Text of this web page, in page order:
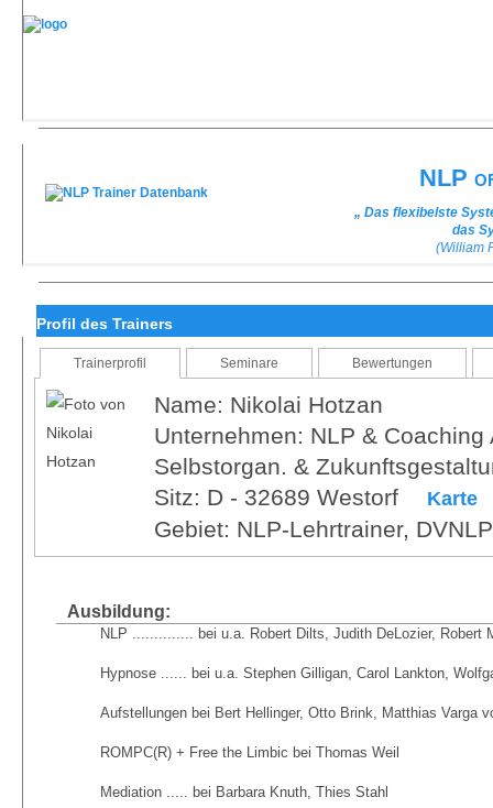
NLP
„ Das flexibelste
das
(William
Profil des Trainers
Trainerprofil Seminare Bewertungen
Name: Nikolai Hotzan
Unternehmen: NLP &
Selbstorgan. &
Sitz: D - 32689 Westorf
Karte
Gebiet: NLP-Lehrtrainer,
Ausbildung:
NLP .............. bei u.a. Robert Dilts, Judith DeLozier, Robert
Hypnose ...... bei u.a. Stephen Gilligan, Carol Lankton,
Aufstellungen bei Bert Hellinger, Otto Brink, Matthias Varga
ROMPC(R) + Free the Limbic bei Thomas Weil
Mediation ..... bei Barbara Knuth, Thies Stahl